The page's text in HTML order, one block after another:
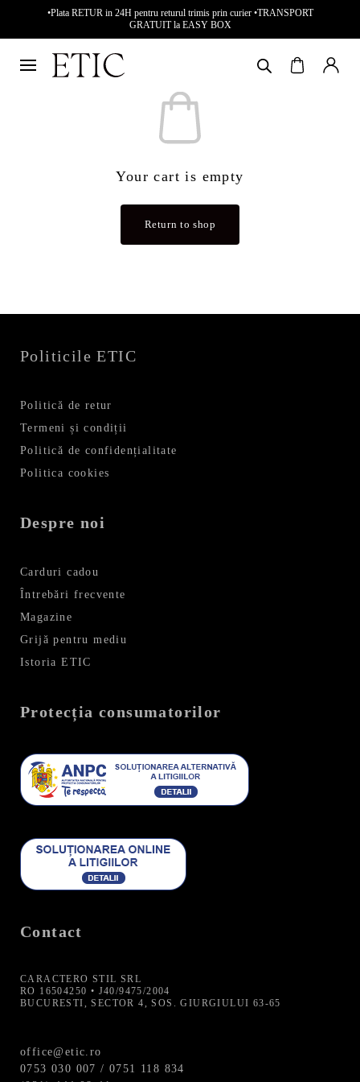
•Plata RETUR in 24H pentru returul trimis prin curier •TRANSPORT
GRATUIT la EASY BOX
Your cart is empty
Return to shop
Politicile ETIC
Politică de retur
Termeni și condiții
Politică de confidențialitate
Politica cookies
Despre noi
Carduri cadou
Întrebări frecvente
Magazine
Grijă pentru mediu
Istoria ETIC
Protecția consumatorilor
Contact
CARACTERO STIL SRL
RO 16504250 • J40/9475/2004
BUCURESTI, SECTOR 4, SOS. GIURGIULUI 63-65
office@etic.ro
0753 030 007 / 0751 118 834